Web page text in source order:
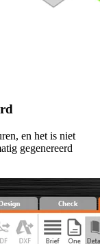
en het is niet
gegenereerd